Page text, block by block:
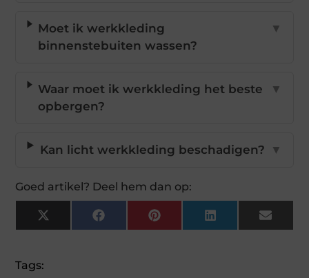
Moet ik werkkleding
binnenstebuiten wassen?
▼
Waar moet ik werkkleding het beste
opbergen?
▼
Kan licht werkkleding beschadigen? ▼
Goed artikel? Deel hem dan op:
X
(Twitter)
FacebookPinterestLinkedInEmail
Tags: